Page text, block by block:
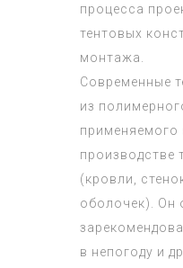
процесса
тентовых
монтажа.
Современные
из
применяемого
производстве
(кровли,
оболочек). Он
в непогоду и